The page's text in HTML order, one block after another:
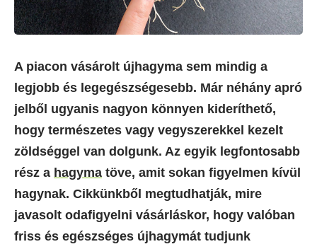
A piacon vásárolt újhagyma sem mindig a
legjobb és legegészségesebb. Már néhány apró
jelből ugyanis nagyon könnyen kideríthető,
hogy természetes vagy vegyszerekkel kezelt
zöldséggel van dolgunk. Az egyik legfontosabb
rész a hagyma töve, amit sokan figyelmen kívül
hagynak. Cikkünkből megtudhatják, mire
javasolt odafigyelni vásárláskor, hogy valóban
friss és egészséges újhagymát tudjunk